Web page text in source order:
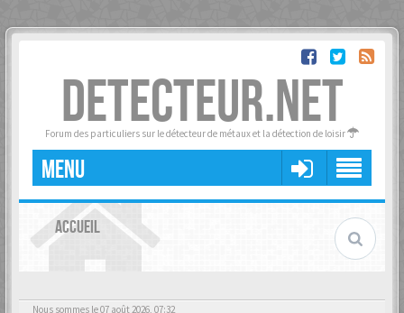
DETECTEUR.NET
Forum des particuliers sur le détecteur de métaux et la détection de loisir
MENU
ACCUEIL
Nous sommes le 07 août 2026, 07:32